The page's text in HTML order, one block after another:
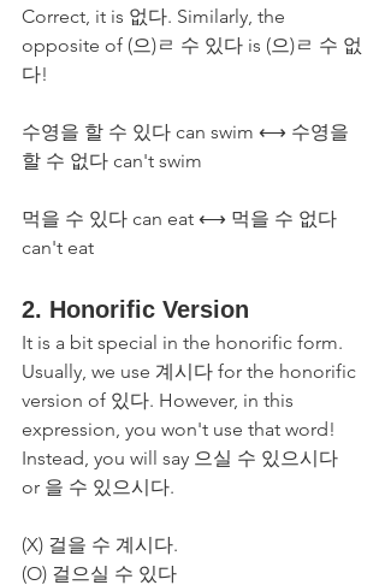
Correct, it is 없다. Similarly, the
opposite of (으)ㄹ 수 있다 is (으)ㄹ 수 없
다!
수영을 할 수 있다 can swim ⟷ 수영을
할 수 없다 can't swim
먹을 수 있다 can eat ⟷ 먹을 수 없다
can't eat
2. Honorific Version
It is a bit special in the honorific form.
Usually, we use 계시다 for the honorific
version of 있다. However, in this
expression, you won't use that word!
Instead, you will say 으실 수 있으시다
or 을 수 있으시다.
(X) 걸을 수 계시다.
(O) 걸으실 수 있다